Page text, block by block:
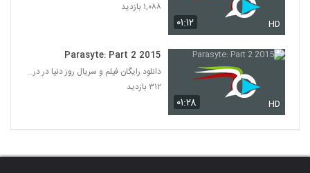
۰۱:۱۲ HD
۱,۰۸۸ بازدید
۰۱:۲۸ HD
Parasyte: Part 2 2015
دانلود رایگان فیلم و سریال روز دنیا در درامافا
۳۱۲ بازدید